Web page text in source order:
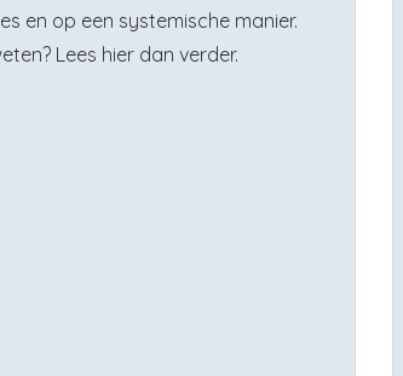
en op een systemische manier.
Lees hier dan verder.